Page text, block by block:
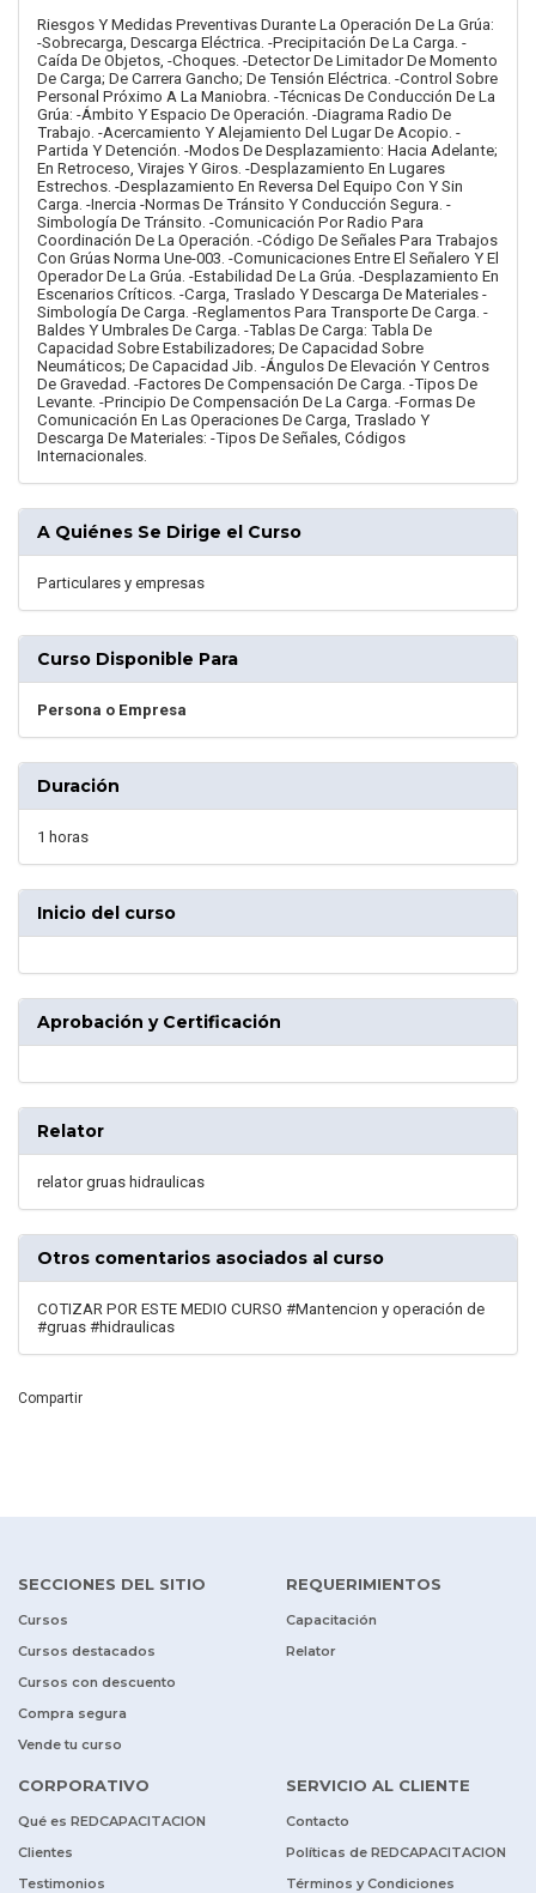
Riesgos Y Medidas Preventivas Durante La Operación De La Grúa:
-Sobrecarga, Descarga Eléctrica. -Precipitación De La Carga. -
Caída De Objetos, -Choques. -Detector De Limitador De Momento
De Carga; De Carrera Gancho; De Tensión Eléctrica. -Control Sobre
Personal Próximo A La Maniobra. -Técnicas De Conducción De La
Grúa: -Ámbito Y Espacio De Operación. -Diagrama Radio De
Trabajo. -Acercamiento Y Alejamiento Del Lugar De Acopio. -
Partida Y Detención. -Modos De Desplazamiento: Hacia Adelante;
En Retroceso, Virajes Y Giros. -Desplazamiento En Lugares
Estrechos. -Desplazamiento En Reversa Del Equipo Con Y Sin
Carga. -Inercia -Normas De Tránsito Y Conducción Segura. -
Simbología De Tránsito. -Comunicación Por Radio Para
Coordinación De La Operación. -Código De Señales Para Trabajos
Con Grúas Norma Une-003. -Comunicaciones Entre El Señalero Y El
Operador De La Grúa. -Estabilidad De La Grúa. -Desplazamiento En
Escenarios Críticos. -Carga, Traslado Y Descarga De Materiales -
Simbología De Carga. -Reglamentos Para Transporte De Carga. -
Baldes Y Umbrales De Carga. -Tablas De Carga: Tabla De
Capacidad Sobre Estabilizadores; De Capacidad Sobre
Neumáticos; De Capacidad Jib. -Ángulos De Elevación Y Centros
De Gravedad. -Factores De Compensación De Carga. -Tipos De
Levante. -Principio De Compensación De La Carga. -Formas De
Comunicación En Las Operaciones De Carga, Traslado Y
Descarga De Materiales: -Tipos De Señales, Códigos
Internacionales.
A Quiénes Se Dirige el Curso
Particulares y empresas
Curso Disponible Para
Persona o Empresa
Duración
1 horas
Inicio del curso
Aprobación y Certificación
Relator
relator gruas hidraulicas
Otros comentarios asociados al curso
COTIZAR POR ESTE MEDIO CURSO #Mantencion y operación de
#gruas #hidraulicas
Compartir
SECCIONES DEL SITIO
Cursos
Cursos destacados
Cursos con descuento
Compra segura
Vende tu curso
REQUERIMIENTOS
Capacitación
Relator
CORPORATIVO
Qué es REDCAPACITACION
Clientes
Testimonios
SERVICIO AL CLIENTE
Contacto
Políticas de REDCAPACITACION
Términos y Condiciones